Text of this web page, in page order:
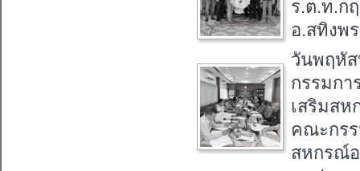
ร.ต.ท.ก
อ.สทิงพ
วันพฤหั
กรรมก
เสริมสห
คณะกรร
สหกรณ์